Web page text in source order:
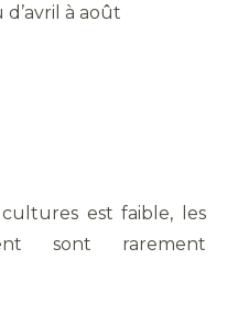
à août
est faible, les
sont rarement